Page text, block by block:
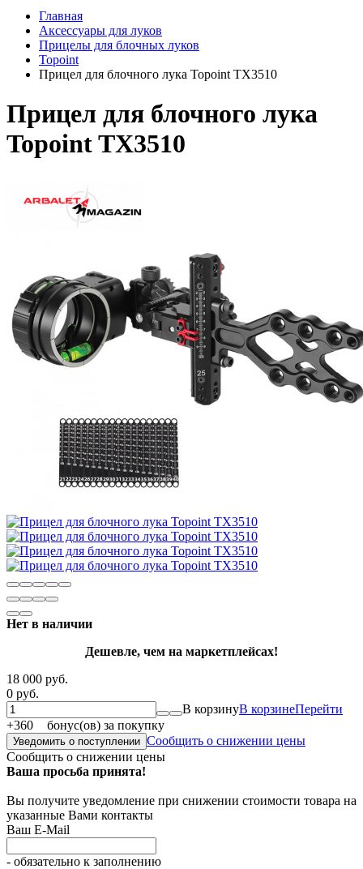
Главная
Аксессуары для луков
Прицелы для блочных луков
Topoint
Прицел для блочного лука Topoint TX3510
Прицел для блочного лука
Topoint TX3510
Нет в наличии
Дешевле, чем на маркетплейсах!
18 000 руб.
0 руб.
В корзинуВ корзинеПерейти
+360 бонус(ов) за покупку
Уведомить о поступлении Сообщить о снижении цены
Сообщить о снижении цены
Ваша просьба принята!
Вы получите уведомление при снижении стоимости товара на
указанные Вами контакты
Ваш E-Mail
- обязательно к заполнению